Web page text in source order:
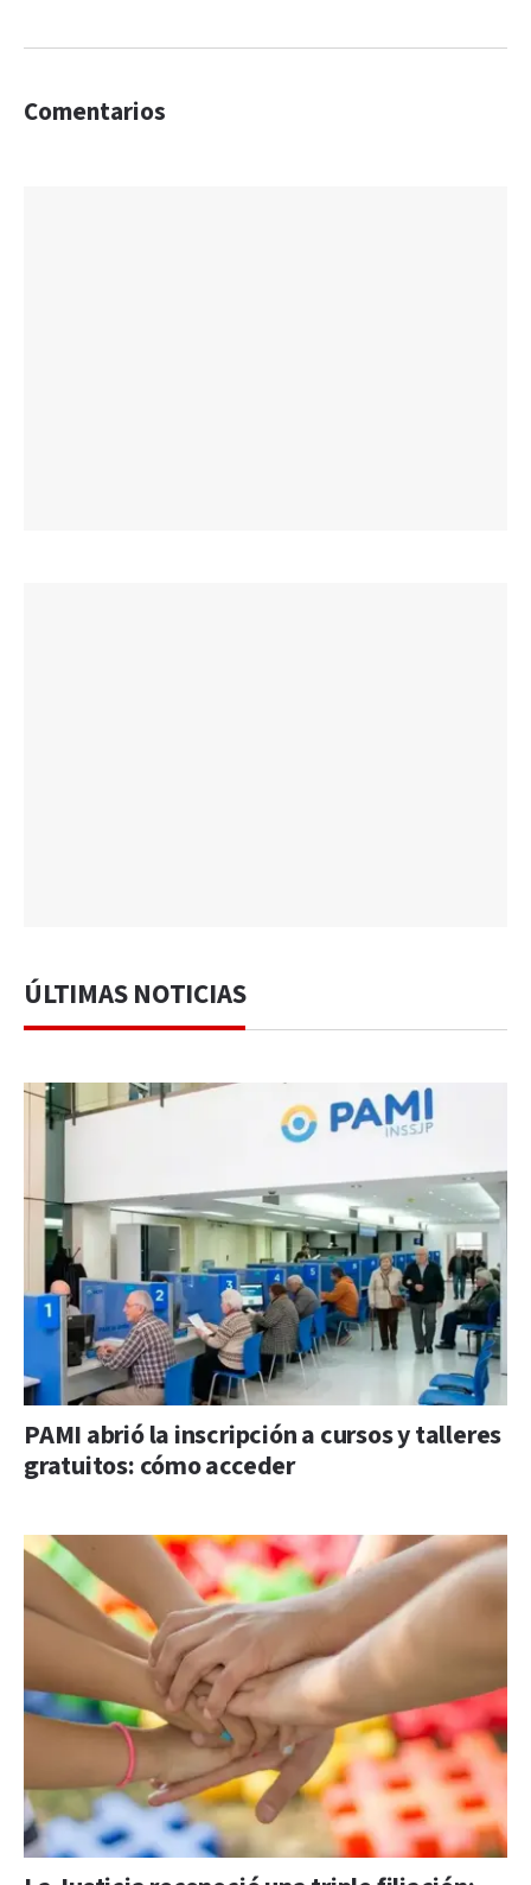
Comentarios
ÚLTIMAS NOTICIAS
PAMI abrió la inscripción a cursos y talleres
gratuitos: cómo acceder